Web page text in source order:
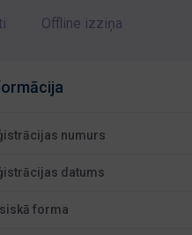
Offline izziņa
numurs
datums
forma